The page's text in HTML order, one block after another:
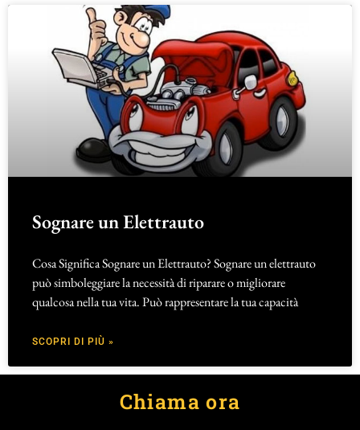
Sognare un Elettrauto
Cosa Significa Sognare un Elettrauto? Sognare un elettrauto
può simboleggiare la necessità di riparare o migliorare
qualcosa nella tua vita. Può rappresentare la tua capacità
SCOPRI DI PIÙ »
Chiama ora